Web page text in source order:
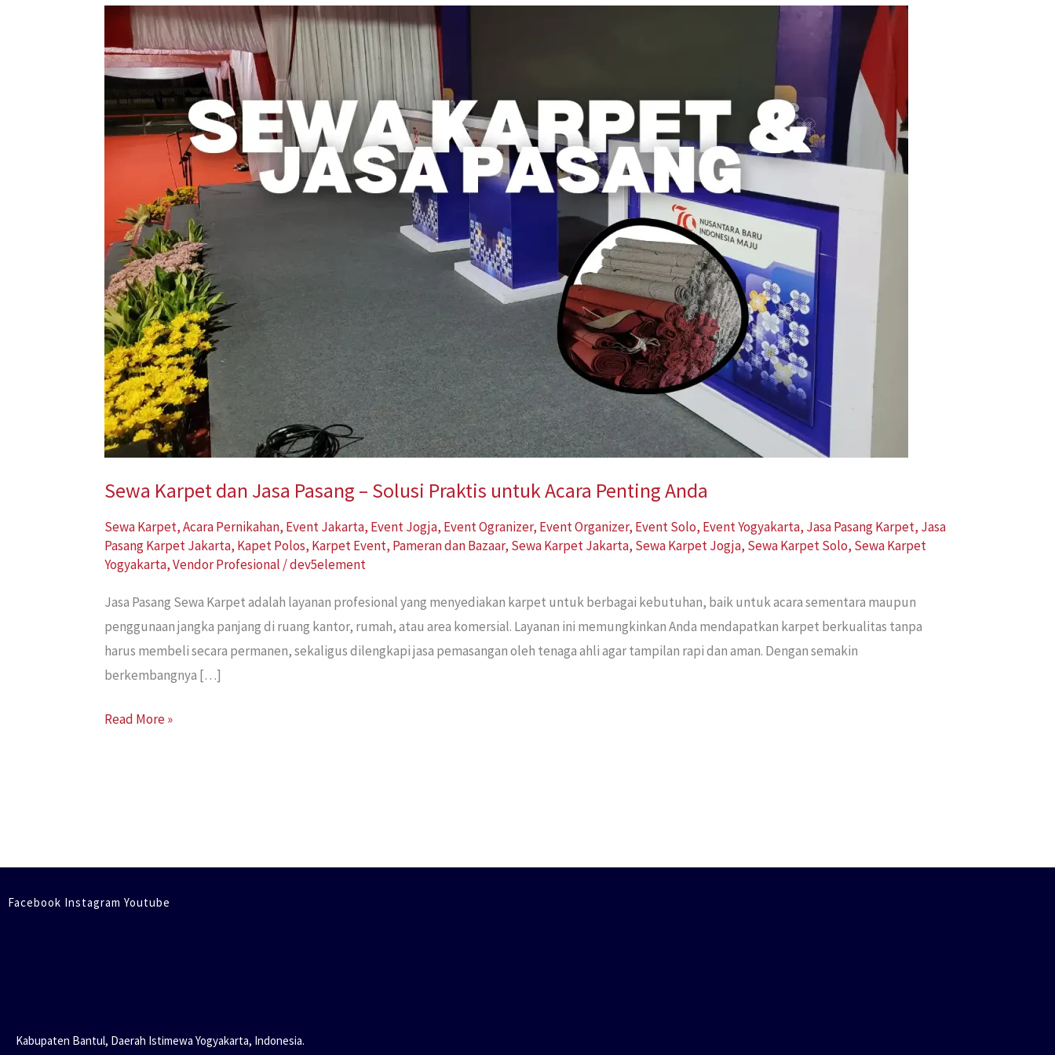
Sewa Karpet dan Jasa Pasang – Solusi Praktis untuk Acara Penting Anda
Sewa Karpet,Acara Pernikahan, Event Jakarta, Event Jogja, Event Ogranizer, Event Organizer, Event Solo, Event Yogyakarta, Jasa Pasang Karpet, Jasa
Pasang Karpet Jakarta, Kapet Polos, Karpet Event, Pameran dan Bazaar, Sewa Karpet Jakarta, Sewa Karpet Jogja, Sewa Karpet Solo, Sewa Karpet
Yogyakarta,Vendor Profesional/dev5element
Jasa Pasang Sewa Karpet adalah layanan profesional yang menyediakan karpet untuk berbagai kebutuhan, baik untuk acara sementara maupun
penggunaan jangka panjang di ruang kantor, rumah, atau area komersial. Layanan ini memungkinkan Anda mendapatkan karpet berkualitas tanpa
harus membeli secara permanen, sekaligus dilengkapi jasa pemasangan oleh tenaga ahli agar tampilan rapi dan aman. Dengan semakin
berkembangnya […]
Sewa
Karpet
dan
Pasang
–
untuk
Acara
Penting
Anda
Read More »
Facebook Instagram Youtube
Kabupaten Bantul, Daerah Istimewa Yogyakarta, Indonesia.